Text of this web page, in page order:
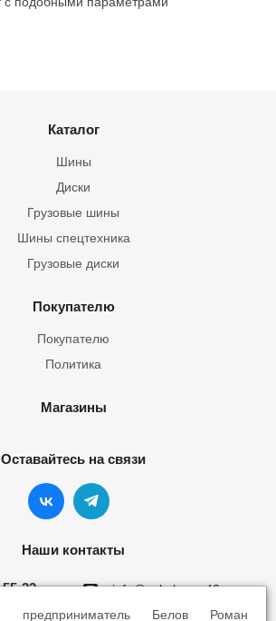
Каталог
Шины
Грузовые шины
Шины спецтехника
Диски
Грузовые диски
Покупателю
Покупателю
Политика
Магазины
Оставайтесь на связи
Наши контакты
22
info@yokohama43.ru
предприниматель Белов Роман